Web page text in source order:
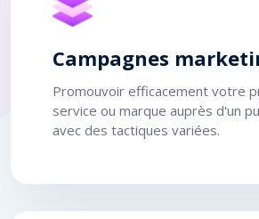
Campagnes
Promouvoir efficacement votre
service ou marque auprès d'un
avec des tactiques variées.